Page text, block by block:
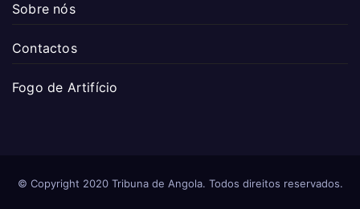
Sobre nós
Contactos
Fogo de Artifício
© Copyright 2020 Tribuna de Angola. Todos direitos reservados.